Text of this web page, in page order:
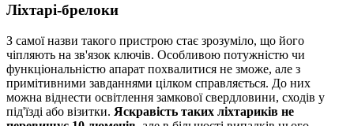
Ліхтарі-брелоки
З самої назви такого пристрою стає зрозуміло, що його
чіпляють на зв'язок ключів. Особливою потужністю чи
функціональністю апарат похвалитися не зможе, але з
примітивними завданнями цілком справляється. До них
можна віднести освітлення замкової свердловини, сходів у
під'їзді або візитки. Яскравість таких ліхтариків не